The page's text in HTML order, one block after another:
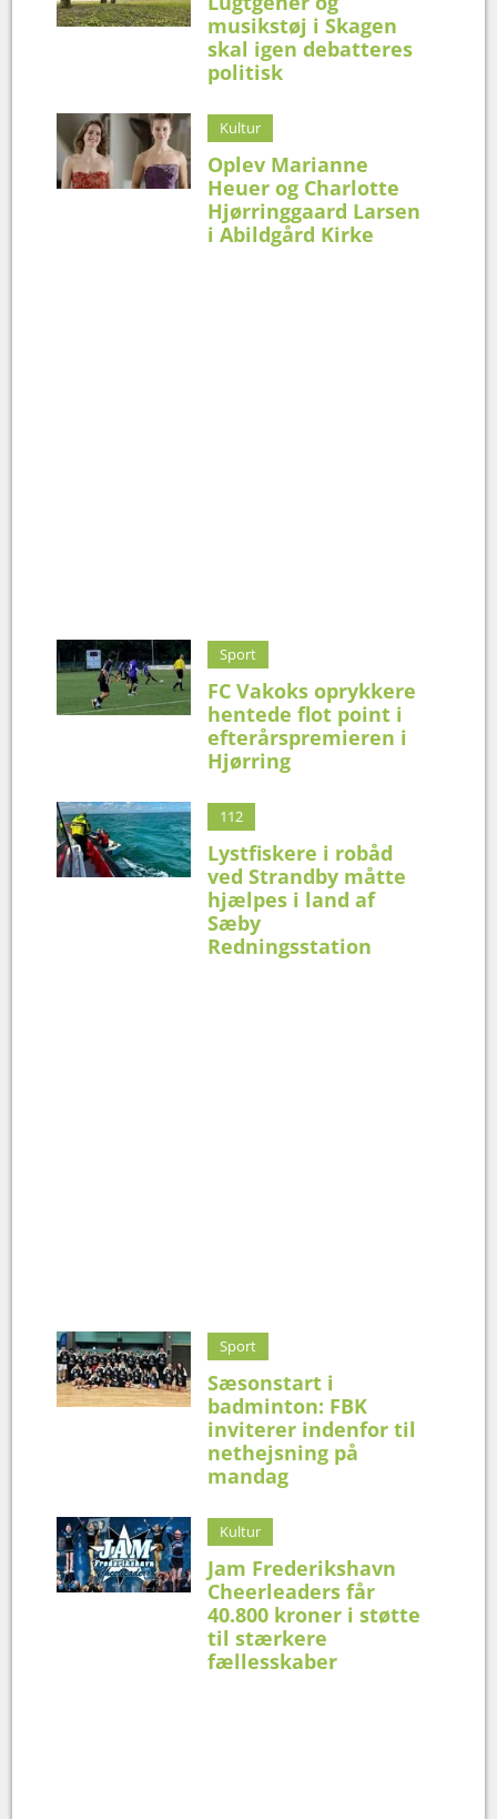
musikstøj i Skagen
skal igen debatteres
politisk
Kultur
Oplev Marianne
Heuer og Charlotte
Hjørringgaard Larsen
i Abildgård Kirke
Sport
FC Vakoks oprykkere
hentede flot point i
efterårspremieren i
Hjørring
112
Lystfiskere i robåd
ved Strandby måtte
hjælpes i land af
Sæby
Redningsstation
Sport
Sæsonstart i
badminton: FBK
inviterer indenfor til
nethejsning på
mandag
Kultur
Jam Frederikshavn
Cheerleaders får
40.800 kroner i støtte
til stærkere
fællesskaber